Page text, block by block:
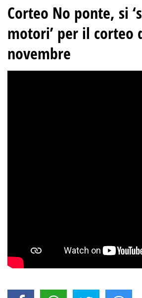
Corteo No ponte, si
motori’ per il corteo
novembre